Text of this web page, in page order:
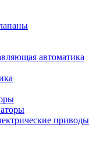
автоматика
приводы